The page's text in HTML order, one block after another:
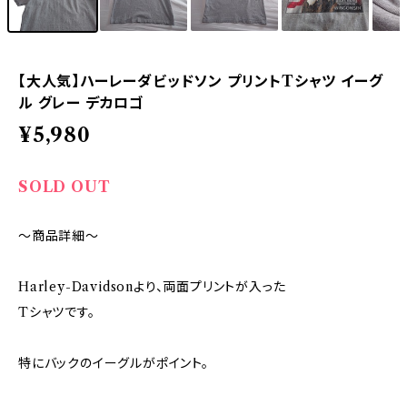
【大人気】ハーレーダビッドソン プリントTシャツ イーグ
ル グレー デカロゴ
¥5,980
SOLD OUT
～商品詳細～
Harley-Davidsonより、両面プリントが入った
Tシャツです。
特にバックのイーグルがポイント。